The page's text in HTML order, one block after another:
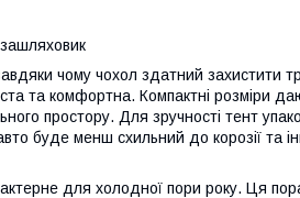
чому чохол здатний захистити
та комфортна. Компактні розміри
простору. Для зручності тент
буде менш схильний до корозії та
для холодної пори року. Ця